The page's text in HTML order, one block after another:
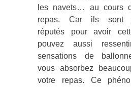
les navets… au cours
repas. Car ils sont
réputés pour avoir
pouvez aussi
sensations de
vous absorbez
votre repas. Ce